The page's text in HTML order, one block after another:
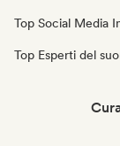
Top Social Media
Top Esperti del